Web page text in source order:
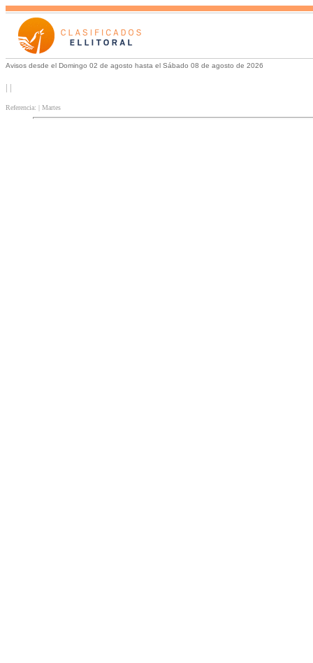
Avisos desde el Domingo 02 de agosto hasta el Sábado 08 de agosto de 2026
| |
Referencia: | Martes